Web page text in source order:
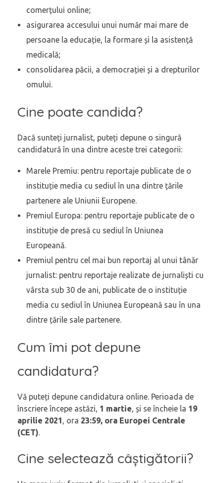
comerțului online;
asigurarea accesului unui număr mai mare de
persoane la educație, la formare și la asistență
medicală;
consolidarea păcii, a democrației și a drepturilor
omului.
Cine poate candida?
Dacă sunteți jurnalist, puteți depune o singură
candidatură în una dintre aceste trei categorii:
Marele Premiu: pentru reportaje publicate de o
instituție media cu sediul în una dintre țările
partenere ale Uniunii Europene.
Premiul Europa: pentru reportaje publicate de o
instituție de presă cu sediul în Uniunea
Europeană.
Premiul pentru cel mai bun reportaj al unui tânăr
jurnalist: pentru reportaje realizate de jurnaliști cu
vârsta sub 30 de ani, publicate de o instituție
media cu sediul în Uniunea Europeană sau în una
dintre țările sale partenere.
Cum îmi pot depune
candidatura?
Vă puteți depune candidatura online. Perioada de
înscriere începe astăzi, 1 martie, și se încheie la 19
aprilie 2021, ora 23:59, ora Europei Centrale
(CET).
Cine selectează câștigătorii?